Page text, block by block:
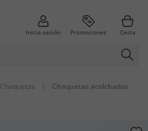
Inicia sesión Promociones Cesta
Chaquetas | Chaquetas acolchadas